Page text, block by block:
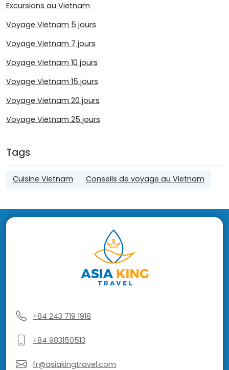
Excursions au Vietnam
Voyage Vietnam 5 jours
Voyage Vietnam 7 jours
Voyage Vietnam 10 jours
Voyage Vietnam 15 jours
Voyage Vietnam 20 jours
Voyage Vietnam 25 jours
Tags
Cuisine Vietnam Conseils de voyage au Vietnam
+84 243 719 1918
+84 983150513
fr@asiakingtravel.com